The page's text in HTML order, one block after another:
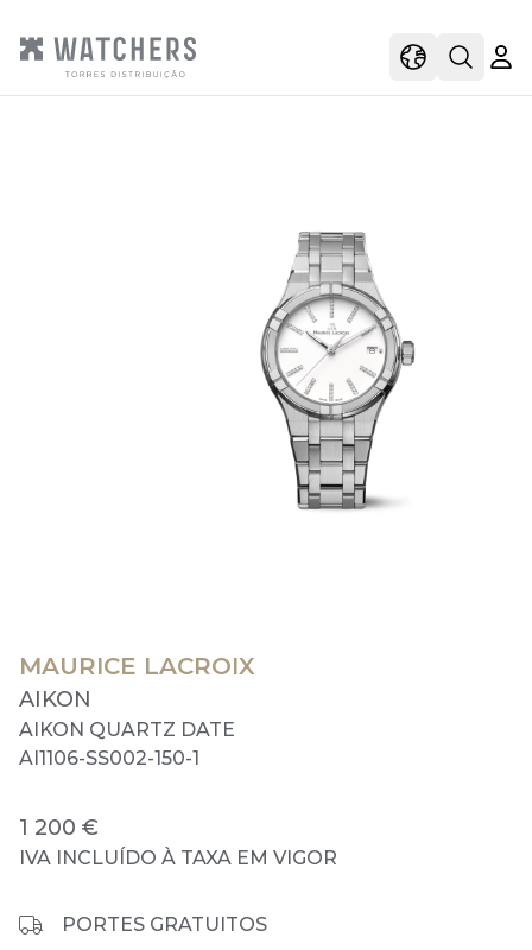
viewOpen
MAURICE LACROIX
AIKON
AIKON QUARTZ DATE
AI1106-SS002-150-1
1 200 €
IVA INCLUÍDO À TAXA EM VIGOR
PORTES GRATUITOS